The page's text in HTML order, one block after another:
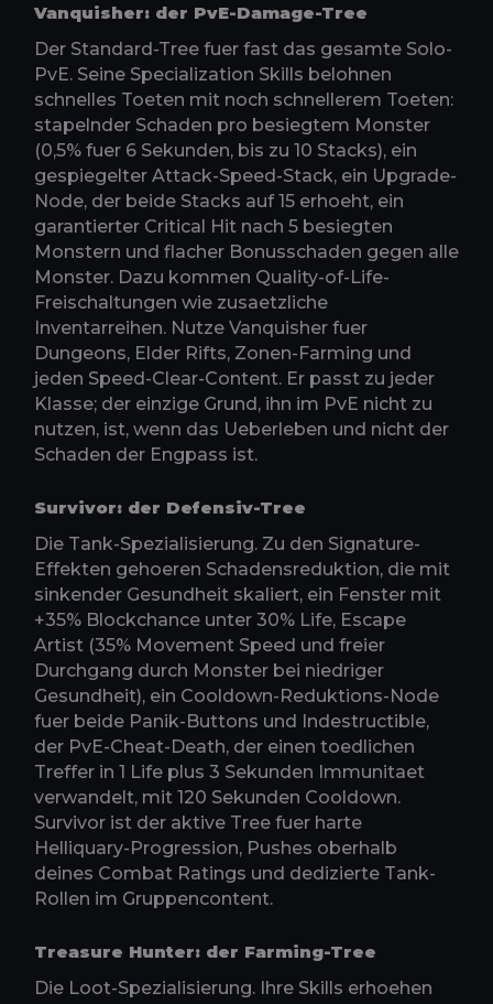
Vanquisher: der PvE-Damage-Tree
Der Standard-Tree fuer fast das gesamte Solo-
PvE. Seine Specialization Skills belohnen
schnelles Toeten mit noch schnellerem Toeten:
stapelnder Schaden pro besiegtem Monster
(0,5% fuer 6 Sekunden, bis zu 10 Stacks), ein
gespiegelter Attack-Speed-Stack, ein Upgrade-
Node, der beide Stacks auf 15 erhoeht, ein
garantierter Critical Hit nach 5 besiegten
Monstern und flacher Bonusschaden gegen alle
Monster. Dazu kommen Quality-of-Life-
Freischaltungen wie zusaetzliche
Inventarreihen. Nutze Vanquisher fuer
Dungeons, Elder Rifts, Zonen-Farming und
jeden Speed-Clear-Content. Er passt zu jeder
Klasse; der einzige Grund, ihn im PvE nicht zu
nutzen, ist, wenn das Ueberleben und nicht der
Schaden der Engpass ist.
Survivor: der Defensiv-Tree
Die Tank-Spezialisierung. Zu den Signature-
Effekten gehoeren Schadensreduktion, die mit
sinkender Gesundheit skaliert, ein Fenster mit
+35% Blockchance unter 30% Life, Escape
Artist (35% Movement Speed und freier
Durchgang durch Monster bei niedriger
Gesundheit), ein Cooldown-Reduktions-Node
fuer beide Panik-Buttons und Indestructible,
der PvE-Cheat-Death, der einen toedlichen
Treffer in 1 Life plus 3 Sekunden Immunitaet
verwandelt, mit 120 Sekunden Cooldown.
Survivor ist der aktive Tree fuer harte
Helliquary-Progression, Pushes oberhalb
deines Combat Ratings und dedizierte Tank-
Rollen im Gruppencontent.
Treasure Hunter: der Farming-Tree
Die Loot-Spezialisierung. Ihre Skills erhoehen